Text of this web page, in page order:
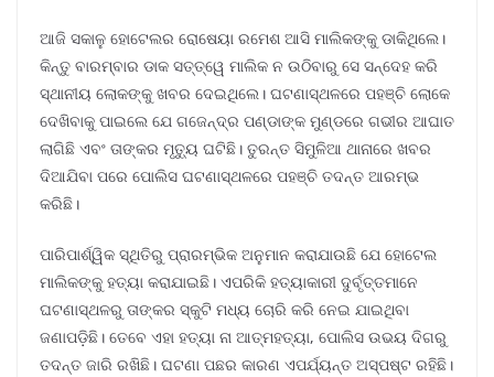
ଆଜି ସକାଳୁ ହୋଟେଲର ରୋଷେୟା ରମେଶ ଆସି ମାଲିକଙ୍କୁ ଡାକିଥିଲେ।
କିନ୍ତୁ ବାରମ୍ବାର ଡାକ ସତ୍ତ୍ୱେ ମାଲିକ ନ ଉଠିବାରୁ ସେ ସନ୍ଦେହ କରି
ସ୍ଥାନୀୟ ଲୋକଙ୍କୁ ଖବର ଦେଇଥିଲେ। ଘଟଣାସ୍ଥଳରେ ପହଞ୍ଚି ଲୋକେ
ଦେଖିବାକୁ ପାଇଲେ ଯେ ଗଜେନ୍ଦ୍ର ପଣ୍ଡାଙ୍କ ମୁଣ୍ଡରେ ଗଭୀର ଆଘାତ
ଲାଗିଛି ଏବଂ ତାଙ୍କର ମୃତ୍ୟୁ ଘଟିଛି। ତୁରନ୍ତ ସିମୁଳିଆ ଥାନାରେ ଖବର
ଦିଆଯିବା ପରେ ପୋଲିସ ଘଟଣାସ୍ଥଳରେ ପହଞ୍ଚି ତଦନ୍ତ ଆରମ୍ଭ
କରିଛି।
ପାରିପାର୍ଶ୍ୱିକ ସ୍ଥିତିରୁ ପ୍ରାରମ୍ଭିକ ଅନୁମାନ କରାଯାଉଛି ଯେ ହୋଟେଲ
ମାଲିକଙ୍କୁ ହତ୍ୟା କରାଯାଇଛି। ଏପରିକି ହତ୍ୟାକାରୀ ଦୁର୍ବୃତ୍ତମାନେ
ଘଟଣାସ୍ଥଳରୁ ତାଙ୍କର ସ୍କୁଟି ମଧ୍ୟ ଚୋରି କରି ନେଇ ଯାଇଥିବା
ଜଣାପଡ଼ିଛି। ତେବେ ଏହା ହତ୍ୟା ନା ଆତ୍ମହତ୍ୟା, ପୋଲିସ ଉଭୟ ଦିଗରୁ
ତଦନ୍ତ ଜାରି ରଖିଛି। ଘଟଣା ପଛର କାରଣ ଏପର୍ଯ୍ୟନ୍ତ ଅସ୍ପଷ୍ଟ ରହିଛି।